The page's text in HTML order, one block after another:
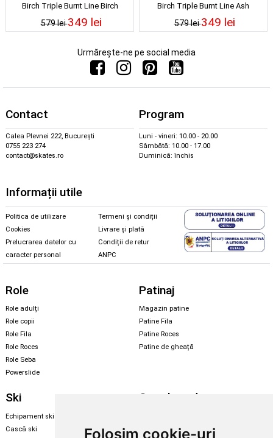
Folosim cookie-uri
Birch Triple Burnt Line Birch
579 lei349 lei
Birch Triple Burnt Line Ash
579 lei349 lei
Urmărește-ne pe social media
Contact
Calea Plevnei 222, București
0755 223 274
contact@skates.ro
Program
Luni - vineri: 10.00 - 20.00
Sâmbătă: 10.00 - 17.00
Duminică: închis
Informații utile
Politica de utilizare
Cookies
Prelucrarea datelor cu
caracter personal
Termeni și condiții
Livrare și plată
Condiții de retur
ANPC
Role
Role adulți
Role copii
Role Fila
Role Roces
Role Seba
Powerslide
Patinaj
Magazin patine
Patine Fila
Patine Roces
Patine de gheață
Ski
Echipament ski
Cască ski
Snowboard
Echipament snowboard